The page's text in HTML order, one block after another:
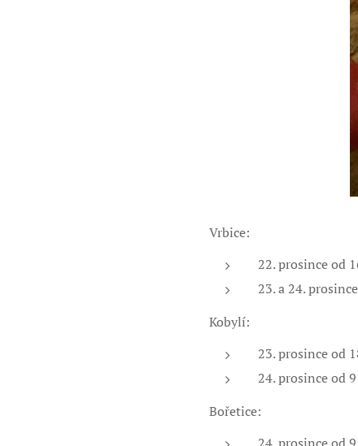
Vrbice:
22. prosince od
23. a 24.
Kobylí:
23. prosince od
24. prosince od
Bořetice: